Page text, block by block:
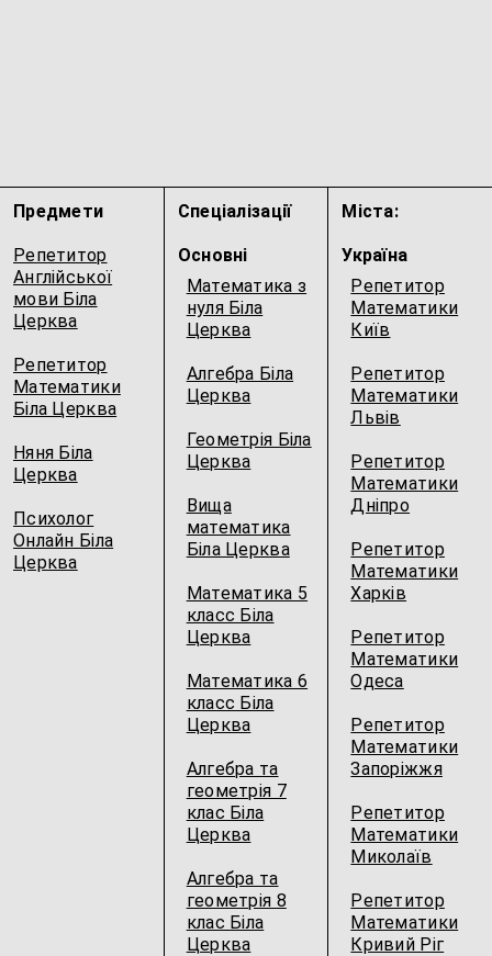
Предмети
Репетитор
Англійської
мови Біла
Церква
Репетитор
Математики
Біла Церква
Няня Біла
Церква
Психолог
Онлайн Біла
Церква
Спеціалізації
Основні
Математика з
нуля Біла
Церква
Алгебра Біла
Церква
Геометрія Біла
Церква
Вища
математика
Біла Церква
Математика 5
класс Біла
Церква
Математика 6
класс Біла
Церква
Алгебра та
геометрія 7
клас Біла
Церква
Алгебра та
геометрія 8
клас Біла
Церква
Міста:
Україна
Репетитор
Математики
Київ
Репетитор
Математики
Львів
Репетитор
Математики
Дніпро
Репетитор
Математики
Харків
Репетитор
Математики
Одеса
Репетитор
Математики
Запоріжжя
Репетитор
Математики
Миколаїв
Репетитор
Математики
Кривий Ріг